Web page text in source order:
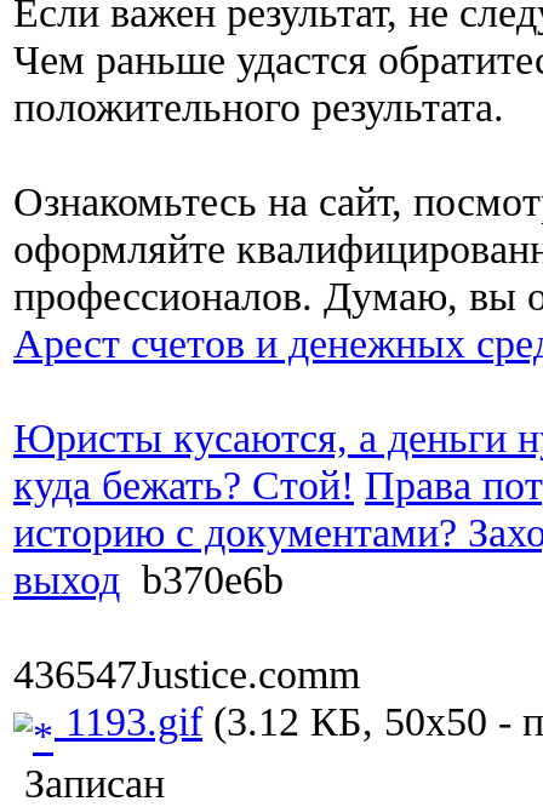
Если важен результат, не
Чем раньше удастся
положительного результата.
Ознакомьтесь на сайт,
оформляйте
профессионалов. Думаю, вы
Арест счетов и денежных
Юристы кусаются, а деньги
куда бежать? Стой! Права
историю с документами?
выход b370e6b
436547Justice.comm
1193.gif(3.12 КБ, 50x50 -
Записан